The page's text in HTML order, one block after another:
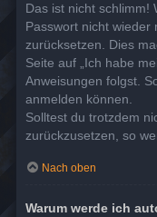
Das ist nicht schlimm!
Passwort nicht wieder
zurücksetzen. Dies
Seite auf „Ich habe
Anweisungen folgst.
anmelden können.
Solltest du trotzdem
zurückzusetzen, so
Nach oben
Warum werde ich